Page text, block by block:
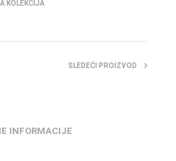
KOLEKCIJA
SLEDEĆI PROIZVOD
INFORMACIJE